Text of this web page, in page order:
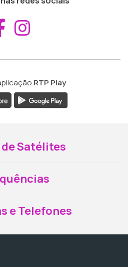
Aceder ao
RTP Play
de Satélites
e Telefones